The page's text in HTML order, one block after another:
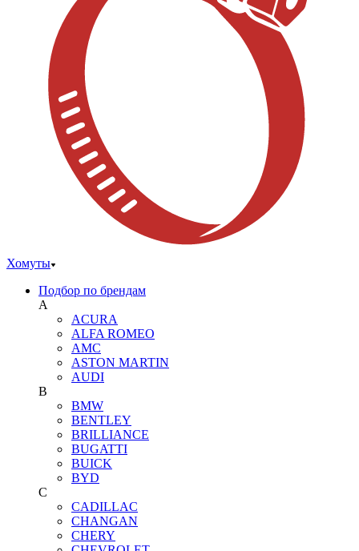
Хомуты
Подбор по брендам
A
ACURA
ALFA ROMEO
AMC
ASTON MARTIN
AUDI
B
BMW
BENTLEY
BRILLIANCE
BUGATTI
BUICK
BYD
C
CADILLAC
CHANGAN
CHERY